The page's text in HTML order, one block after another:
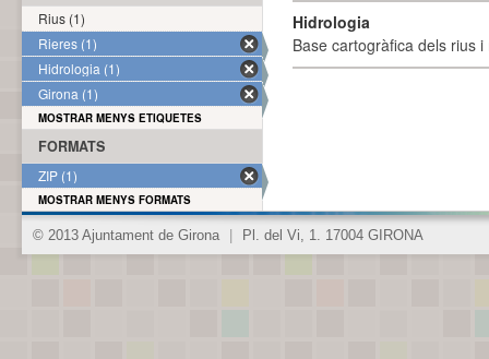
Hidrologia
Base cartogràfica dels rius
Rius (1)
Rieres (1)
Hidrologia (1)
Girona (1)
MOSTRAR MENYS ETIQUETES
FORMATS
ZIP (1)
MOSTRAR MENYS FORMATS
© 2013 Ajuntament de Girona Pl. del Vi, 1. 17004 GIRONA